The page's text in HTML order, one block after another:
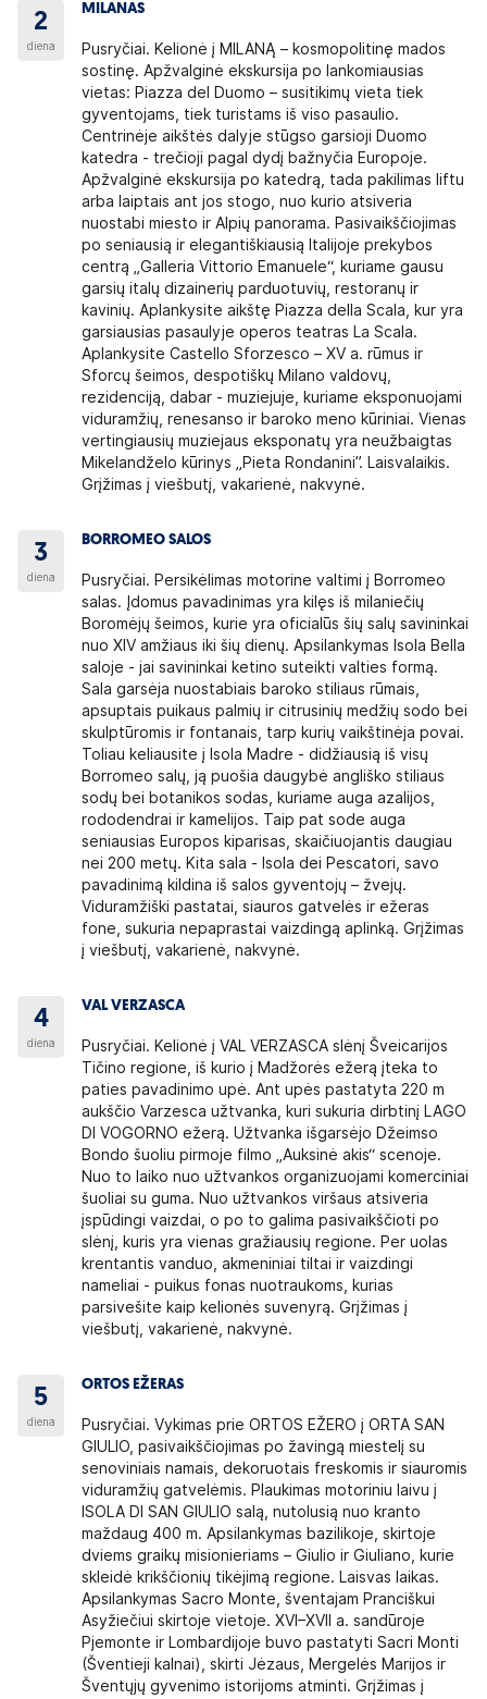
2
diena
MILANAS
Pusryčiai. Kelionė į MILANĄ – kosmopolitinę mados
sostinę. Apžvalginė ekskursija po lankomiausias
vietas: Piazza del Duomo – susitikimų vieta tiek
gyventojams, tiek turistams iš viso pasaulio.
Centrinėje aikštės dalyje stūgso garsioji Duomo
katedra - trečioji pagal dydį bažnyčia Europoje.
Apžvalginė ekskursija po katedrą, tada pakilimas liftu
arba laiptais ant jos stogo, nuo kurio atsiveria
nuostabi miesto ir Alpių panorama. Pasivaikščiojimas
po seniausią ir elegantiškiausią Italijoje prekybos
centrą „Galleria Vittorio Emanuele“, kuriame gausu
garsių italų dizainerių parduotuvių, restoranų ir
kavinių. Aplankysite aikštę Piazza della Scala, kur yra
garsiausias pasaulyje operos teatras La Scala.
Aplankysite Castello Sforzesco – XV a. rūmus ir
Sforcų šeimos, despotiškų Milano valdovų,
rezidenciją, dabar - muziejuje, kuriame eksponuojami
viduramžių, renesanso ir baroko meno kūriniai. Vienas
vertingiausių muziejaus eksponatų yra neužbaigtas
Mikelandželo kūrinys „Pieta Rondanini”. Laisvalaikis.
Grįžimas į viešbutį, vakarienė, nakvynė.
3
diena
BORROMEO SALOS
Pusryčiai. Persikėlimas motorine valtimi į Borromeo
salas. Įdomus pavadinimas yra kilęs iš milaniečių
Boromėjų šeimos, kurie yra oficialūs šių salų savininkai
nuo XIV amžiaus iki šių dienų. Apsilankymas Isola Bella
saloje - jai savininkai ketino suteikti valties formą.
Sala garsėja nuostabiais baroko stiliaus rūmais,
apsuptais puikaus palmių ir citrusinių medžių sodo bei
skulptūromis ir fontanais, tarp kurių vaikštinėja povai.
Toliau keliausite į Isola Madre - didžiausią iš visų
Borromeo salų, ją puošia daugybė angliško stiliaus
sodų bei botanikos sodas, kuriame auga azalijos,
rododendrai ir kamelijos. Taip pat sode auga
seniausias Europos kiparisas, skaičiuojantis daugiau
nei 200 metų. Kita sala - Isola dei Pescatori, savo
pavadinimą kildina iš salos gyventojų – žvejų.
Viduramžiški pastatai, siauros gatvelės ir ežeras
fone, sukuria nepaprastai vaizdingą aplinką. Grįžimas
į viešbutį, vakarienė, nakvynė.
4
diena
VAL VERZASCA
Pusryčiai. Kelionė į VAL VERZASCA slėnį Šveicarijos
Tičino regione, iš kurio į Madžorės ežerą įteka to
paties pavadinimo upė. Ant upės pastatyta 220 m
aukščio Varzesca užtvanka, kuri sukuria dirbtinį LAGO
DI VOGORNO ežerą. Užtvanka išgarsėjo Džeimso
Bondo šuoliu pirmoje filmo „Auksinė akis“ scenoje.
Nuo to laiko nuo užtvankos organizuojami komerciniai
šuoliai su guma. Nuo užtvankos viršaus atsiveria
įspūdingi vaizdai, o po to galima pasivaikščioti po
slėnį, kuris yra vienas gražiausių regione. Per uolas
krentantis vanduo, akmeniniai tiltai ir vaizdingi
nameliai - puikus fonas nuotraukoms, kurias
parsivešite kaip kelionės suvenyrą. Grįžimas į
viešbutį, vakarienė, nakvynė.
5
diena
ORTOS EŽERAS
Pusryčiai. Vykimas prie ORTOS EŽERO į ORTA SAN
GIULIO, pasivaikščiojimas po žavingą miestelį su
senoviniais namais, dekoruotais freskomis ir siauromis
viduramžių gatvelėmis. Plaukimas motoriniu laivu į
ISOLA DI SAN GIULIO salą, nutolusią nuo kranto
maždaug 400 m. Apsilankymas bazilikoje, skirtoje
dviems graikų misionieriams – Giulio ir Giuliano, kurie
skleidė krikščionių tikėjimą regione. Laisvas laikas.
Apsilankymas Sacro Monte, šventajam Pranciškui
Asyžiečiui skirtoje vietoje. XVI–XVII a. sandūroje
Pjemonte ir Lombardijoje buvo pastatyti Sacri Monti
(Šventieji kalnai), skirti Jėzaus, Mergelės Marijos ir
Šventųjų gyvenimo istorijoms atminti. Grįžimas į